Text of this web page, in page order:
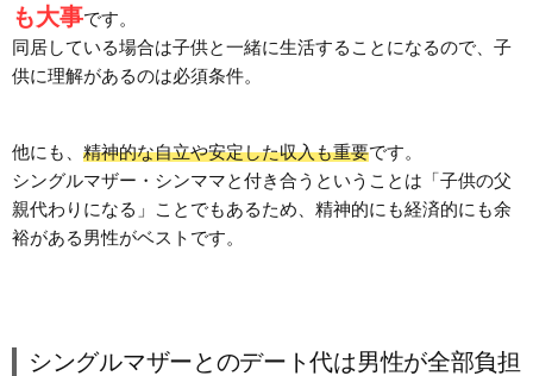
も大事です。
同居している場合は子供と一緒に生活することになるので、子
供に理解があるのは必須条件。
他にも、 精神的な自立や安定した収入も重要です。
シングルマザー・シンママと付き合うということは「子供の父
親代わりになる」ことでもあるため、精神的にも経済的にも余
裕がある男性がベストです。
シングルマザーとのデート代は男性が全部負担